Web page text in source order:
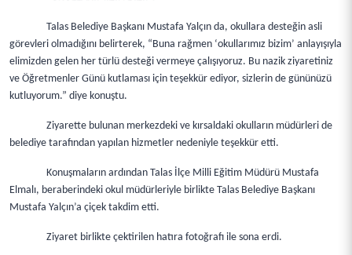
Talas Belediye Başkanı Mustafa Yalçın da, okullara desteğin asli
görevleri olmadığını belirterek, “Buna rağmen ‘okullarımız bizim’ anlayışıyla
elimizden gelen her türlü desteği vermeye çalışıyoruz. Bu nazik ziyaretiniz
ve Öğretmenler Günü kutlaması için teşekkür ediyor, sizlerin de gününüzü
kutluyorum.” diye konuştu.
Ziyarette bulunan merkezdeki ve kırsaldaki okulların müdürleri de
belediye tarafından yapılan hizmetler nedeniyle teşekkür etti.
Konuşmaların ardından Talas İlçe Milli Eğitim Müdürü Mustafa
Elmalı, beraberindeki okul müdürleriyle birlikte Talas Belediye Başkanı
Mustafa Yalçın’a çiçek takdim etti.
Ziyaret birlikte çektirilen hatıra fotoğrafı ile sona erdi.